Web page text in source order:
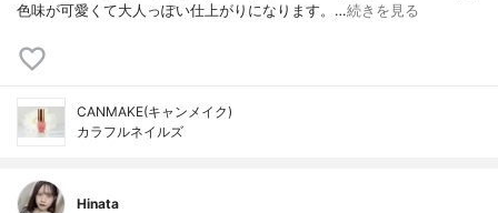
色味が可愛くて大人っぽい仕上がりになります。…続きを見る
CANMAKE(キャンメイク)
カラフルネイルズ
Hinata